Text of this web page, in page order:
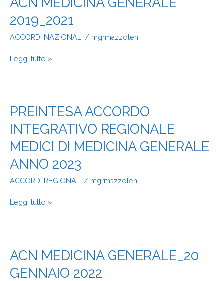
2019_2021
ACCORDI NAZIONALI / mgrmazzoleni
MEDICINA
GENERALE
Leggi tutto »
PREINTESA ACCORDO
INTEGRATIVO REGIONALE
MEDICI DI MEDICINA GENERALE
ANNO 2023
ACCORDI REGIONALI / mgrmazzoleni
PREINTESA
ACCORDO
INTEGRATIVO
MEDICI
DI
MEDICINA
GENERALE
2023
Leggi tutto »
ACN MEDICINA GENERALE_20
GENNAIO 2022
ACN
MEDICINA
GENERALE_20